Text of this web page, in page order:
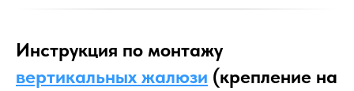
Инструкция по монтажу
вертикальных жалюзи (крепление на